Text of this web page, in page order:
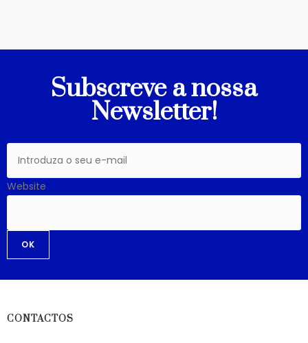
Subscreve a nossa
Newsletter!
Website
OK
CONTACTOS